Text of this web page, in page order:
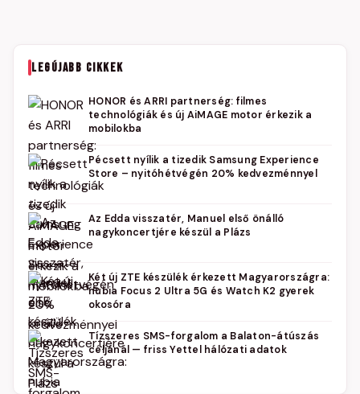
LEGÚJABB CIKKEK
HONOR és ARRI partnerség: filmes
technológiák és új AiMAGE motor érkezik a
mobilokba
Pécsett nyílik a tizedik Samsung Experience
Store – nyitóhétvégén 20% kedvezménnyel
Az Edda visszatér, Manuel első önálló
nagykoncertjére készül a Plázs
Két új ZTE készülék érkezett Magyarországra:
nubia Focus 2 Ultra 5G és Watch K2 gyerek
okosóra
Tízszeres SMS-forgalom a Balaton-átúszás
céljánál — friss Yettel hálózati adatok